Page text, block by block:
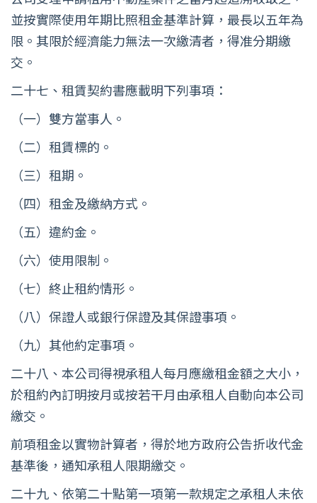
並按實際使用年期比照租金基準計算，最長以五年為
限。其限於經濟能力無法一次繳清者，得准分期繳
交。
二十七、租賃契約書應載明下列事項：
（一）雙方當事人。
（二）租賃標的。
（三）租期。
（四）租金及繳納方式。
（五）違約金。
（六）使用限制。
（七）終止租約情形。
（八）保證人或銀行保證及其保證事項。
（九）其他約定事項。
二十八、本公司得視承租人每月應繳租金額之大小，
於租約內訂明按月或按若干月由承租人自動向本公司
繳交。
前項租金以實物計算者，得於地方政府公告折收代金
基準後，通知承租人限期繳交。
二十九、依第二十點第一項第一款規定之承租人未依